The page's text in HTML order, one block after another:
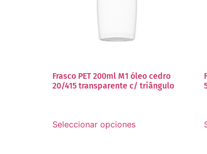
Frasco PET 200ml M1 óleo cedro
20/415 transparente c/ triângulo
Seleccionar opciones